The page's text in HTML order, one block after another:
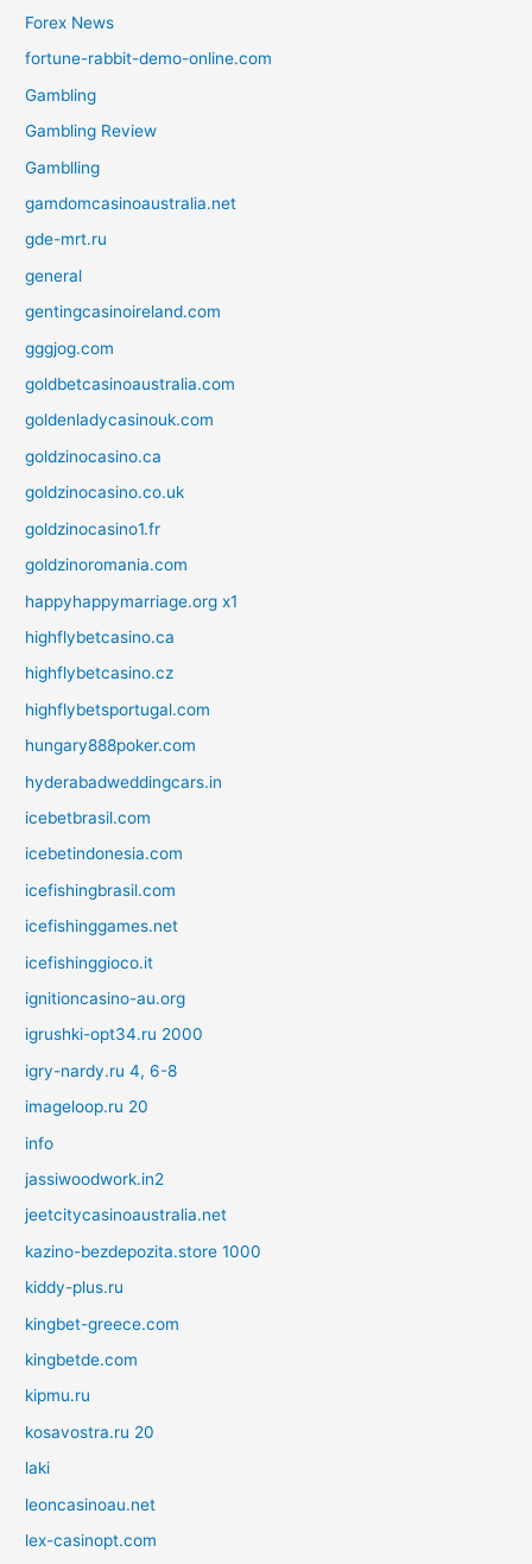
Forex News
fortune-rabbit-demo-online.com
Gambling
Gambling Review
Gamblling
gamdomcasinoaustralia.net
gde-mrt.ru
general
gentingcasinoireland.com
gggjog.com
goldbetcasinoaustralia.com
goldenladycasinouk.com
goldzinocasino.ca
goldzinocasino.co.uk
goldzinocasino1.fr
goldzinoromania.com
happyhappymarriage.org x1
highflybetcasino.ca
highflybetcasino.cz
highflybetsportugal.com
hungary888poker.com
hyderabadweddingcars.in
icebetbrasil.com
icebetindonesia.com
icefishingbrasil.com
icefishinggames.net
icefishinggioco.it
ignitioncasino-au.org
igrushki-opt34.ru 2000
igry-nardy.ru 4, 6-8
imageloop.ru 20
info
jassiwoodwork.in2
jeetcitycasinoaustralia.net
kazino-bezdepozita.store 1000
kiddy-plus.ru
kingbet-greece.com
kingbetde.com
kipmu.ru
kosavostra.ru 20
laki
leoncasinoau.net
lex-casinopt.com